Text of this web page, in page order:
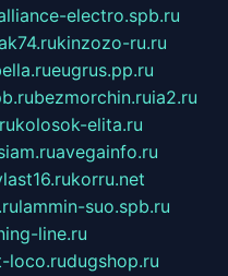
electro.spb.ru
kinzozo-ru.ru
eugrus.pp.ru
bezmorchin.ruia2.ru
kolosok-elita.ru
avegainfo.ru
korru.net
lammin-suo.spb.ru
line.ru
loco.rudugshop.ru